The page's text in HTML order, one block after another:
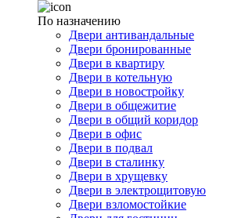
По назначению
Двери антивандальные
Двери бронированные
Двери в квартиру
Двери в котельную
Двери в новостройку
Двери в общежитие
Двери в общий коридор
Двери в офис
Двери в подвал
Двери в сталинку
Двери в хрущевку
Двери в электрощитовую
Двери взломостойкие